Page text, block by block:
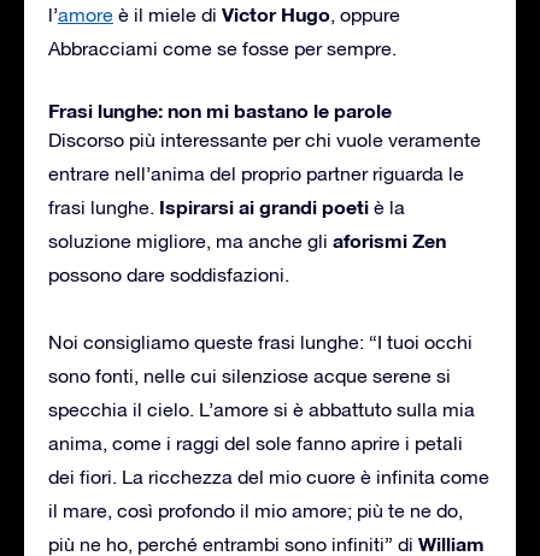
l’amore è il miele di Victor Hugo, oppure
Abbracciami come se fosse per sempre.
Frasi lunghe: non mi bastano le parole
Discorso più interessante per chi vuole veramente
entrare nell’anima del proprio partner riguarda le
frasi lunghe. Ispirarsi ai grandi poeti è la
soluzione migliore, ma anche gli aforismi Zen
possono dare soddisfazioni.
Noi consigliamo queste frasi lunghe: “I tuoi occhi
sono fonti, nelle cui silenziose acque serene si
specchia il cielo. L’amore si è abbattuto sulla mia
anima, come i raggi del sole fanno aprire i petali
dei fiori. La ricchezza del mio cuore è infinita come
il mare, così profondo il mio amore; più te ne do,
più ne ho, perché entrambi sono infiniti” di William